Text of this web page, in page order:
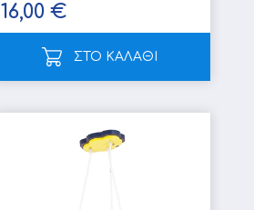
16,00 €
ΣΤΟ ΚΑΛΑΘΙ